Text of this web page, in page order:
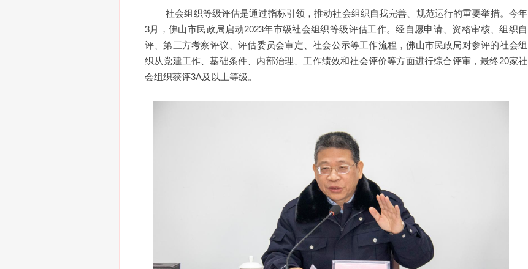
社会组织等级评估是通过指标引领，推动社会组织自我完善、规范运行的重要举措。今年
3月，佛山市民政局启动2023年市级社会组织等级评估工作。经自愿申请、资格审核、组织自
评、第三方考察评议、评估委员会审定、社会公示等工作流程，佛山市民政局对参评的社会组
织从党建工作、基础条件、内部治理、工作绩效和社会评价等方面进行综合评审，最终20家社
会组织获评3A及以上等级。